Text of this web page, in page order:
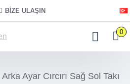
BIZE ULAŞIN
0
Ayar Cırcırı Sağ Sol Takı